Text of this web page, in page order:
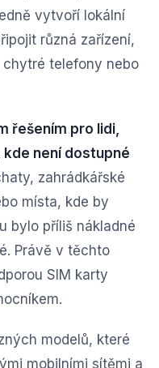
vytvoří lokální
různá zařízení,
telefony nebo
řešením pro lidi,
není dostupné
zahrádkářské
místa, kde by
bylo příliš nákladné
Právě v těchto
SIM karty
modelů, které
mobilními sítěmi a